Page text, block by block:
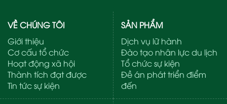
VỀ CHÚNG TÔI
Giới thiệu
Cơ cấu tổ chức
Hoạt động xã hội
Thành tích đạt được
Tin tức sự kiện
SẢN PHẨM
Dịch vụ lữ hành
Đào tạo nhân lực du lịch
Tổ chức sự kiện
Đề án phát triển điểm
đến